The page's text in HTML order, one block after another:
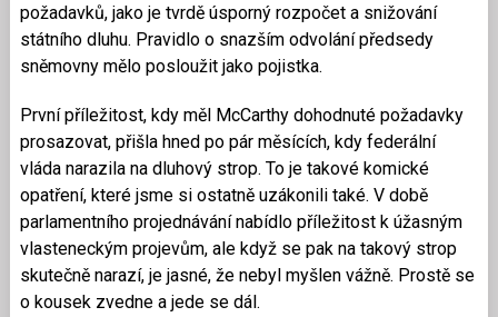
požadavků, jako je tvrdě úsporný rozpočet a snižování
státního dluhu. Pravidlo o snazším odvolání předsedy
sněmovny mělo posloužit jako pojistka.
První příležitost, kdy měl McCarthy dohodnuté požadavky
prosazovat, přišla hned po pár měsících, kdy federální
vláda narazila na dluhový strop. To je takové komické
opatření, které jsme si ostatně uzákonili také. V době
parlamentního projednávání nabídlo příležitost k úžasným
vlasteneckým projevům, ale když se pak na takový strop
skutečně narazí, je jasné, že nebyl myšlen vážně. Prostě se
o kousek zvedne a jede se dál.